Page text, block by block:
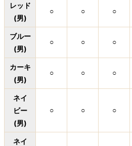
レッド
(男)
○ ○ ○
ブルー
(男)
○ ○ ○
カーキ
(男)
○ ○ ○
ネイ
ビー
(男)
○ ○ ○
ネイ